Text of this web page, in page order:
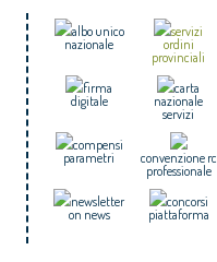
albo unico
nazionale
servizi
ordini
provinciali
firma
digitale
carta
nazionale
servizi
compensi
parametri
convenzione rc
professionale
newsletter
on news
concorsi
piattaforma